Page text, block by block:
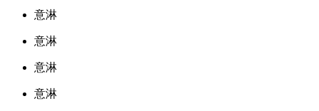
意淋
意淋
意淋
意淋